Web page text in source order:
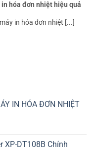
hóa đơn nhiệt hiệu quả
in hóa đơn nhiệt [...]
IN HÓA ĐƠN NHIỆT
XP-DT108B Chính